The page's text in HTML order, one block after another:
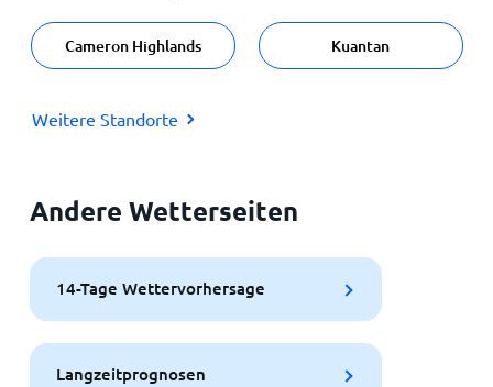
Cameron Highlands Kuantan
Weitere Standorte
Andere Wetterseiten
14-Tage Wettervorhersage
Langzeitprognosen